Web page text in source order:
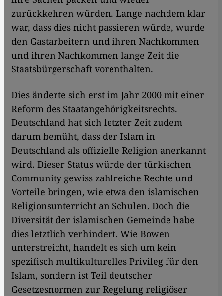
zurückkehren würden. Lange nachdem klar
war, dass dies nicht passieren würde, wurde
den Gastarbeitern und ihren Nachkommen
und ihren Nachkommen lange Zeit die
Staatsbürgerschaft vorenthalten.
Dies änderte sich erst im Jahr 2000 mit einer
Reform des Staatangehörigkeitsrechts.
Deutschland hat sich letzter Zeit zudem
darum bemüht, dass der Islam in
Deutschland als offizielle Religion anerkannt
wird. Dieser Status würde der türkischen
Community gewiss zahlreiche Rechte und
Vorteile bringen, wie etwa den islamischen
Religionsunterricht an Schulen. Doch die
Diversität der islamischen Gemeinde habe
dies letztlich verhindert. Wie Bowen
unterstreicht, handelt es sich um kein
spezifisch multikulturelles Privileg für den
Islam, sondern ist Teil deutscher
Gesetzesnormen zur Regelung religiöser